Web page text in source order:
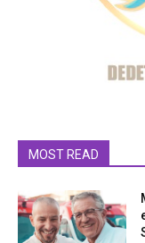
MOST READ